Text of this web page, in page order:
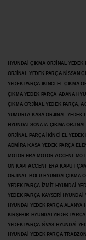
HYUNDAİ ÇIKMA ORJİNAL
ORJİNAL YEDEK PARÇA NİSSAN
YEDEK PARÇA İKİNCİ EL ÇIKMA
ÇIKMA YEDEK PARÇA ADANA
ÇIKMA ORJİNAL YEDEK PARÇA,
YUMURTA KASA ORJİNAL YEDEK
HYUNDAİ SONATA ÇIKMA
ORJİNAL PARÇA İKİNCİ EL
ADMİRA KASA YEDEK PARÇA
MOTOR ERA MOTOR ACCENT
ÖN KAPI ACCENT ERA KAPUT
ORJİNAL BOLU HYUNDAİ ÇIKMA
YEDEK PARÇA İZMİT HYUNDAİ
YEDEK PARÇA KAYSERİ HYUNDAİ
HYUNDAİ YEDEK PARÇA ALANYA
KIRŞEHİR HYUNDAİ YEDEK
YEDEK PARÇA SİVAS HYUNDAİ
HYUNDAİ YEDEK PARÇA